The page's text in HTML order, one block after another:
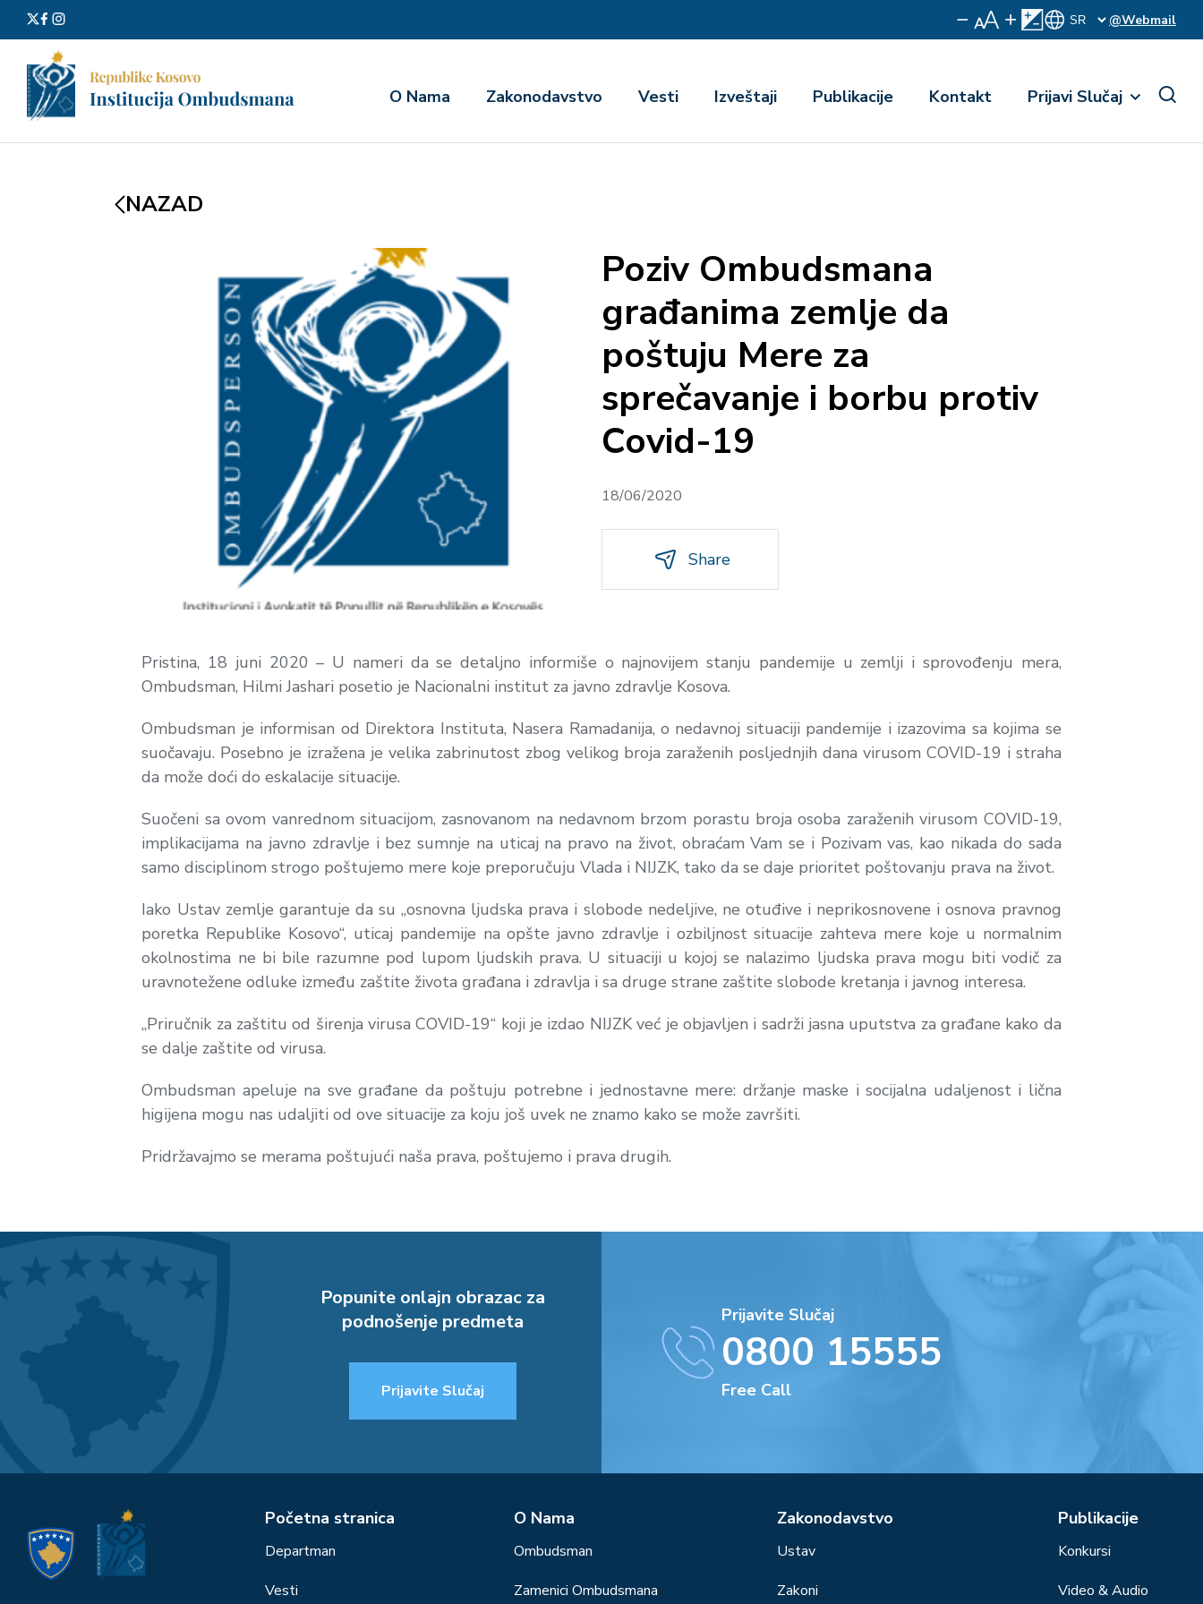
@Webmail
О Nama Zakonodavstvo Vesti Izveštaji Publikacije Kontakt Prijavi Slučaj
NAZAD
Poziv Ombudsmana
građanima zemlje da
poštuju Mere za
sprečavanje i borbu protiv
Covid-19
18/06/2020
Share
Pristina, 18 juni 2020 – U nameri da se detaljno informiše o najnovijem stanju pandemije u zemlji i sprovođenju mera,
Ombudsman, Hilmi Jashari posetio je Nacionalni institut za javno zdravlje Kosova.
Ombudsman je informisan od Direktora Instituta, Nasera Ramadanija, o nedavnoj situaciji pandemije i izazovima sa kojima se
suočavaju. Posebno je izražena je velika zabrinutost zbog velikog broja zaraženih posljednjih dana virusom COVID-19 i straha
da može doći do eskalacije situacije.
Suočeni sa ovom vanrednom situacijom, zasnovanom na nedavnom brzom porastu broja osoba zaraženih virusom COVID-19,
implikacijama na javno zdravlje i bez sumnje na uticaj na pravo na život, obraćam Vam se i Pozivam vas, kao nikada do sada
samo disciplinom strogo poštujemo mere koje preporučuju Vlada i NIJZK, tako da se daje prioritet poštovanju prava na život.
Iako Ustav zemlje garantuje da su „osnovna ljudska prava i slobode nedeljive, ne otuđive i neprikosnovene i osnova pravnog
poretka Republike Kosovo“, uticaj pandemije na opšte javno zdravlje i ozbiljnost situacije zahteva mere koje u normalnim
okolnostima ne bi bile razumne pod lupom ljudskih prava. U situaciji u kojoj se nalazimo ljudska prava mogu biti vodič za
uravnotežene odluke između zaštite života građana i zdravlja i sa druge strane zaštite slobode kretanja i javnog interesa.
„Priručnik za zaštitu od širenja virusa COVID-19“ koji je izdao NIJZK već je objavljen i sadrži jasna uputstva za građane kako da
se dalje zaštite od virusa.
Ombudsman apeluje na sve građane da poštuju potrebne i jednostavne mere: držanje maske i socijalna udaljenost i lična
higijena mogu nas udaljiti od ove situacije za koju još uvek ne znamo kako se može završiti.
Pridržavajmo se merama poštujući naša prava, poštujemo i prava drugih.
Popunite onlajn obrazac za
podnošenje predmeta
Prijavite Slučaj
Prijavite Slučaj
0800 15555
Free Call
Početna stranica
Departman
Vesti
О Nama
Ombudsman
Zamenici Ombudsmana
Zakonodavstvo
Ustav
Zakoni
Publikacije
Konkursi
Video & Audio